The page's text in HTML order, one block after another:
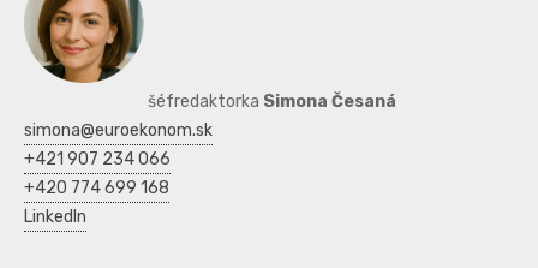
šéfredaktorka Simona Česaná
simona@euroekonom.sk
+421 907 234 066
+420 774 699 168
LinkedIn